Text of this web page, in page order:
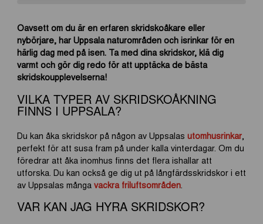
o
n
f
a
c
b
o
k
o
n
x
o
n
l
i
n
e
d
n
o
n
l
i
n
Oavsett om du är en erfaren skridskoåkare eller
nybörjare, har Uppsala naturområden och isrinkar för en
härlig dag med på isen. Ta med dina skridskor, klä dig
varmt och gör dig redo för att upptäcka de bästa
skridskoupplevelserna!
VILKA TYPER AV SKRIDSKOÅKNING
FINNS I UPPSALA?
Du kan åka skridskor på någon av Uppsalas utomhusrinkar,
perfekt för att susa fram på under kalla vinterdagar. Om du
föredrar att åka inomhus finns det flera ishallar att
utforska. Du kan också ge dig ut på långfärdsskridskor i ett
av Uppsalas mångavackra friluftsområden.
VAR KAN JAG HYRA SKRIDSKOR?